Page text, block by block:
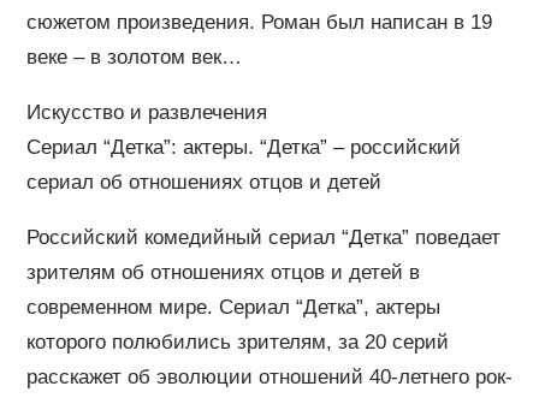
сюжетом произведения. Роман был написан в 19
веке – в золотом век…
Искусство и развлечения
Сериал “Детка”: актеры. “Детка” – российский
сериал об отношениях отцов и детей
Российский комедийный сериал “Детка” поведает
зрителям об отношениях отцов и детей в
современном мире. Сериал “Детка”, актеры
которого полюбились зрителям, за 20 серий
расскажет об эволюции отношений 40-летнего рок-